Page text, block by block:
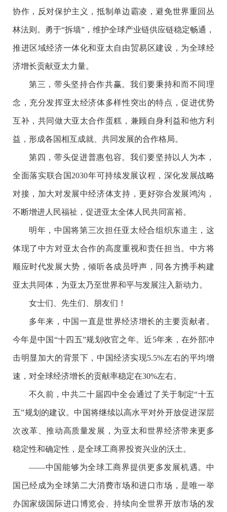
协作，反对保护主义，抵制单边霸凌，避免世界重回丛
林法则。勇于“拆墙”，维护全球产业链供应链稳定畅通，
推进区域经济一体化和亚太自由贸易区建设，为全球经
济增长贡献亚太力量。
第三，带头坚持合作共赢。我们要秉持和而不同理
念，充分发挥亚太经济体多样性突出的特点，促进优势
互补，共同做大亚太合作蛋糕，兼顾自身利益和他方利
益，形成各国相互成就、共同发展的合作格局。
第四，带头促进普惠包容。我们要坚持以人为本，
全面落实联合国2030年可持续发展议程，深化发展战略
对接，加大对发展中经济体支持，更好弥合发展鸿沟，
不断增进人民福祉，促进亚太全体人民共同富裕。
明年，中国将第三次担任亚太经合组织东道主，这
体现了中方对亚太合作的高度重视和责任担当。中方将
顺应时代发展大势，倾听各成员呼声，同各方携手构建
亚太共同体，为亚太乃至世界和平与发展注入新动力。
女士们、先生们、朋友们！
多年来，中国一直是世界经济增长的主要贡献者。
今年是中国“十四五”规划收官之年。近5年来，在外部冲
击明显加大的背景下，中国经济实现5.5%左右的平均增
速，对全球经济增长的贡献率稳定在30%左右。
不久前，中共二十届四中全会通过了关于制定“十五
五”规划的建议。中国将继续以高水平对外开放促进深层
次改革、推动高质量发展，为亚太和世界经济带来更多
稳定性和确定性，是全球工商界投资兴业的沃土。
——中国能够为全球工商界提供更多发展机遇。中
国已经成为全球第二大消费市场和进口市场，是唯一举
办国家级国际进口博览会、持续向全世界开放市场的发